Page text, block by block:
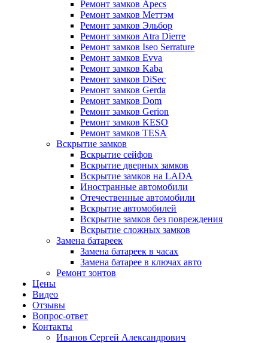
Ремонт замков Apecs
Ремонт замков Меттэм
Ремонт замков Эльбор
Ремонт замков Atra Dierre
Ремонт замков Iseo Serrature
Ремонт замков Evva
Ремонт замков Kaba
Ремонт замков DiSec
Ремонт замков Gerda
Ремонт замков Dom
Ремонт замков Gerion
Ремонт замков KESO
Ремонт замков TESA
Вскрытие замков
Вскрытие сейфов
Вскрытие дверных замков
Вскрытие замков на LADA
Иностранные автомобили
Отечественные автомобили
Вскрытие автомобилей
Вскрытие замков без повреждения
Вскрытие сложных замков
Замена батареек
Замена батареек в часах
Замена батарее в ключах авто
Ремонт зонтов
Цены
Видео
Отзывы
Вопрос-ответ
Контакты
Иванов Сергей Александрович